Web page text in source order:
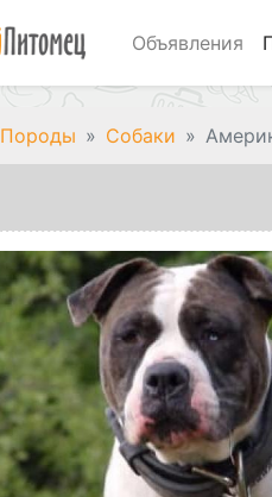
Объявления
Породы Собаки